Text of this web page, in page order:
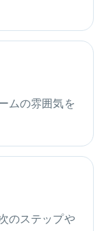
ムの雰囲気を
のステップや